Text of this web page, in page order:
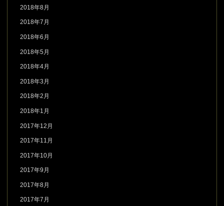
2018年8月
2018年7月
2018年6月
2018年5月
2018年4月
2018年3月
2018年2月
2018年1月
2017年12月
2017年11月
2017年10月
2017年9月
2017年8月
2017年7月